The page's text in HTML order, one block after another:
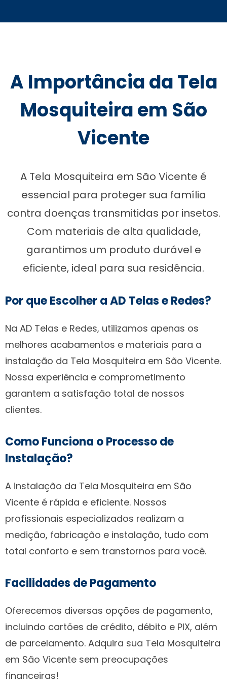
A Importância da Tela
Mosquiteira em São
Vicente
A Tela Mosquiteira em São Vicente é
essencial para proteger sua família
contra doenças transmitidas por insetos.
Com materiais de alta qualidade,
garantimos um produto durável e
eficiente, ideal para sua residência.
Por que Escolher a AD Telas e Redes?
Na AD Telas e Redes, utilizamos apenas os
melhores acabamentos e materiais para a
instalação da Tela Mosquiteira em São Vicente.
Nossa experiência e comprometimento
garantem a satisfação total de nossos
clientes.
Como Funciona o Processo de
Instalação?
A instalação da Tela Mosquiteira em São
Vicente é rápida e eficiente. Nossos
profissionais especializados realizam a
medição, fabricação e instalação, tudo com
total conforto e sem transtornos para você.
Facilidades de Pagamento
Oferecemos diversas opções de pagamento,
incluindo cartões de crédito, débito e PIX, além
de parcelamento. Adquira sua Tela Mosquiteira
em São Vicente sem preocupações
financeiras!